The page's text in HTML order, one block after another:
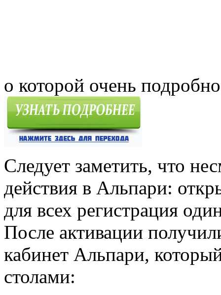
о которой очень подробно
Следует заметить, что
действия в Альпари:
для всех регистрация
После активации
кабинет Альпари,
столами: